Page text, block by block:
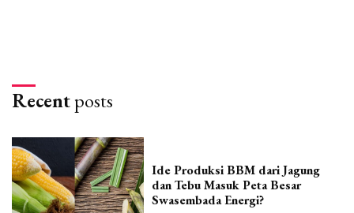
Recentposts
Ide Produksi BBM dari Jagung
dan Tebu Masuk Peta Besar
Swasembada Energi?